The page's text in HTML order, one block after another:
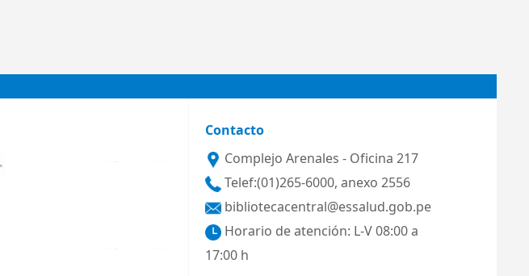
Contacto
Complejo Arenales - Oficina 217
Telef:(01)265-6000, anexo 2556
bibliotecacentral@essalud.gob.pe
Horario de atención: L-V 08:00 a
17:00 h